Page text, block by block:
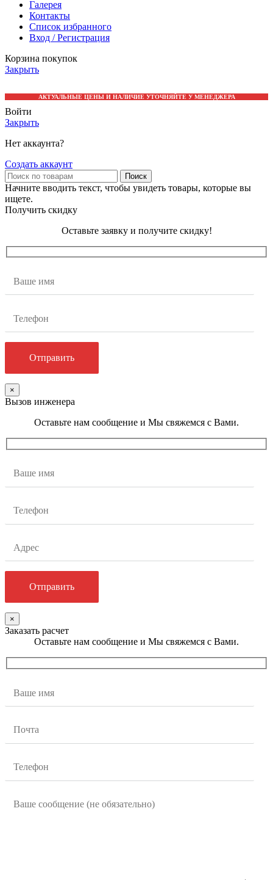
Галерея
Контакты
Список избранного
Вход / Регистрация
Корзина покупок
Закрыть
АКТУАЛЬНЫЕ ЦЕНЫ И НАЛИЧИЕ УТОЧНЯЙТЕ У МЕНЕДЖЕРА
Войти
Закрыть
Нет аккаунта?
Создать аккаунт
Поиск
Начните вводить текст, чтобы увидеть товары, которые вы
ищете.
Получить скидку
Оставьте заявку и получите скидку!
×
Вызов инженера
Оставьте нам сообщение и Мы свяжемся с Вами.
×
Заказать расчет
Оставьте нам сообщение и Мы свяжемся с Вами.